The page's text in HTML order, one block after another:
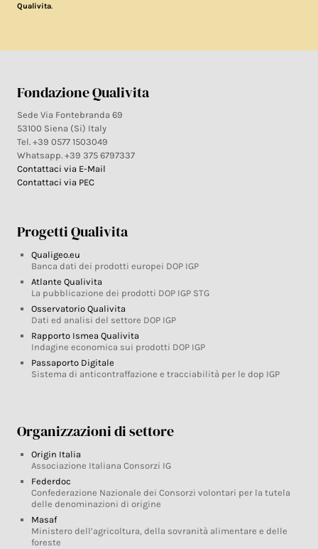
Qualivita.
Fondazione Qualivita
Sede Via Fontebranda 69
53100 Siena (Si) Italy
Tel. +39 0577 1503049
Whatsapp. +39 375 6797337
Contattaci via E-Mail
Contattaci via PEC
Progetti Qualivita
Qualigeo.eu
Banca dati dei prodotti europei DOP IGP
Atlante Qualivita
La pubblicazione dei prodotti DOP IGP STG
Osservatorio Qualivita
Dati ed analisi del settore DOP IGP
Rapporto Ismea Qualivita
Indagine economica sui prodotti DOP IGP
Passaporto Digitale
Sistema di anticontraffazione e tracciabilità per le dop IGP
Organizzazioni di settore
Origin Italia
Associazione Italiana Consorzi IG
Federdoc
Confederazione Nazionale dei Consorzi volontari per la tutela
delle denominazioni di origine
Masaf
Ministero dell’agricoltura, della sovranità alimentare e delle
foreste